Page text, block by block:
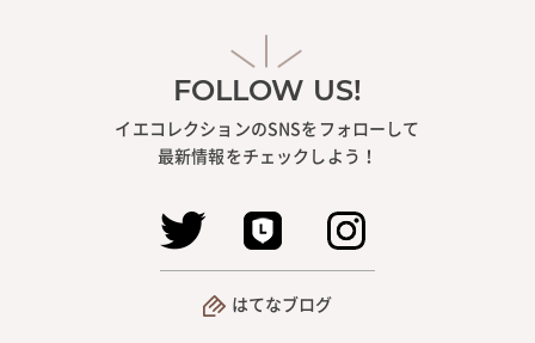
FOLLOW US!
イエコレクションのSNSをフォローして
最新情報をチェックしよう！
はてなブログ